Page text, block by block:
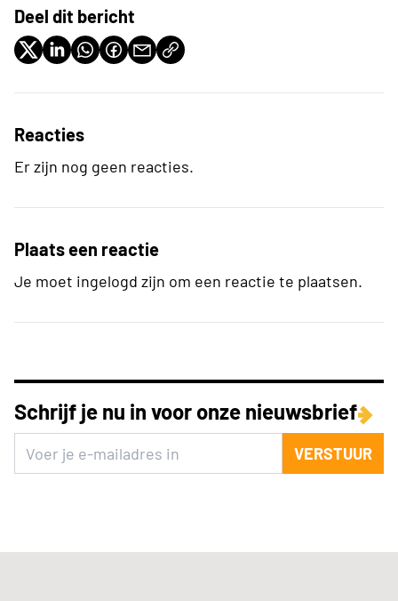
Deel dit bericht
Reacties
Er zijn nog geen reacties.
Plaats een reactie
Je moet ingelogd zijn om een reactie te plaatsen.
Schrijf je nu in voor onze nieuwsbrief
VERSTUUR